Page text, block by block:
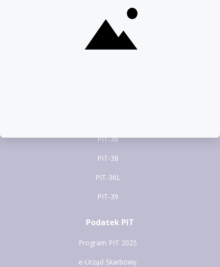
pomoc@pitax.pl
PIT-36
PIT-38
PIT-36L
PIT-39
Podatek PIT
Program PIT 2025
e-Urząd Skarbowy